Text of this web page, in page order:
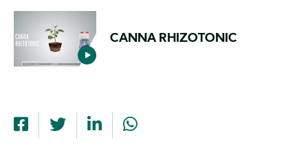
CANNA RHIZOTONIC